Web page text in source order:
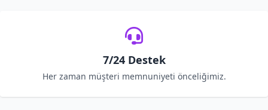
7/24 Destek
Her zaman müşteri memnuniyeti önceliğimiz.